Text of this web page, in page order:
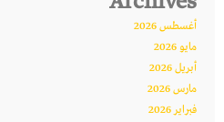
أغسطس 2026
مايو 2026
أبريل 2026
مارس 2026
فبراير 2026